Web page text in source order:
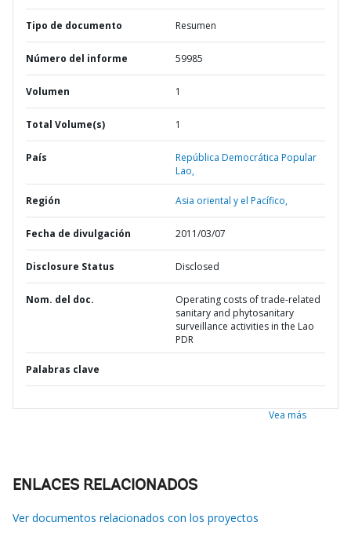
Tipo de documento Resumen
Número del informe 59985
Volumen 1
Total Volume(s) 1
País
República Democrática Popular
Lao,
Región Asia oriental y el Pacífico,
Fecha de divulgación 2011/03/07
Disclosure Status Disclosed
Nom. del doc.
Operating costs of trade-related
sanitary and phytosanitary
surveillance activities in the Lao
PDR
Palabras clave
Vea más
ENLACES RELACIONADOS
Ver documentos relacionados con los proyectos